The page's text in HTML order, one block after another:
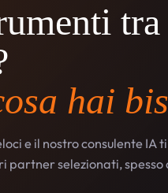
hai
e il nostro consulente IA
selezionati, spesso